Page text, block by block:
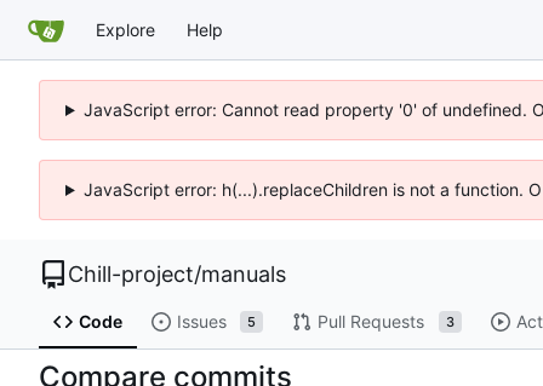
Explore Help
JavaScript error: Cannot read property '0' of undefined.
JavaScript error: h(...).replaceChildren is not a function.
Chill-project/manuals
Code Issues 5 Pull Requests 3
Compare commits